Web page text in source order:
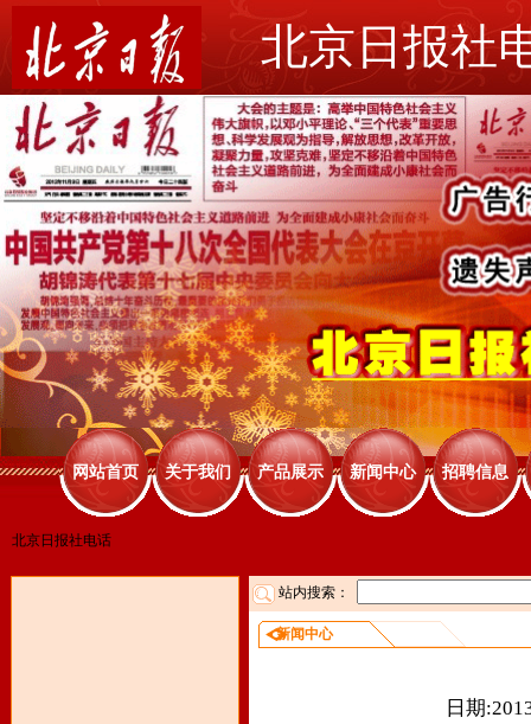
北京日报社
网站首页 关于我们 产品展示 新闻中心 招聘信息
北京日报社电话
站内搜索：
新闻中心
日期